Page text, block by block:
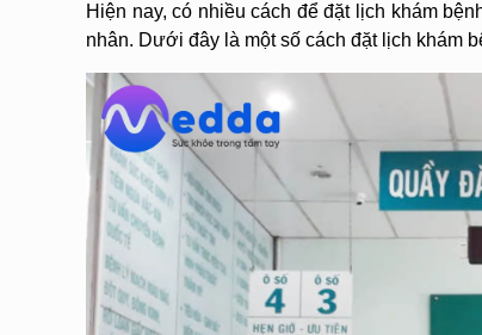
Hiện nay, có nhiều cách để đặt lịch khám
nhân. Dưới đây là một số cách đặt lịch khám